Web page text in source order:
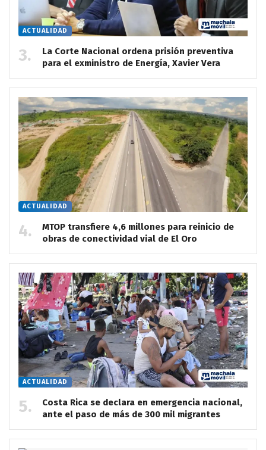
ACTUALIDAD
La Corte Nacional ordena prisión preventiva
para el exministro de Energía, Xavier Vera
ACTUALIDAD
MTOP transfiere 4,6 millones para reinicio de
obras de conectividad vial de El Oro
ACTUALIDAD
Costa Rica se declara en emergencia nacional,
ante el paso de más de 300 mil migrantes